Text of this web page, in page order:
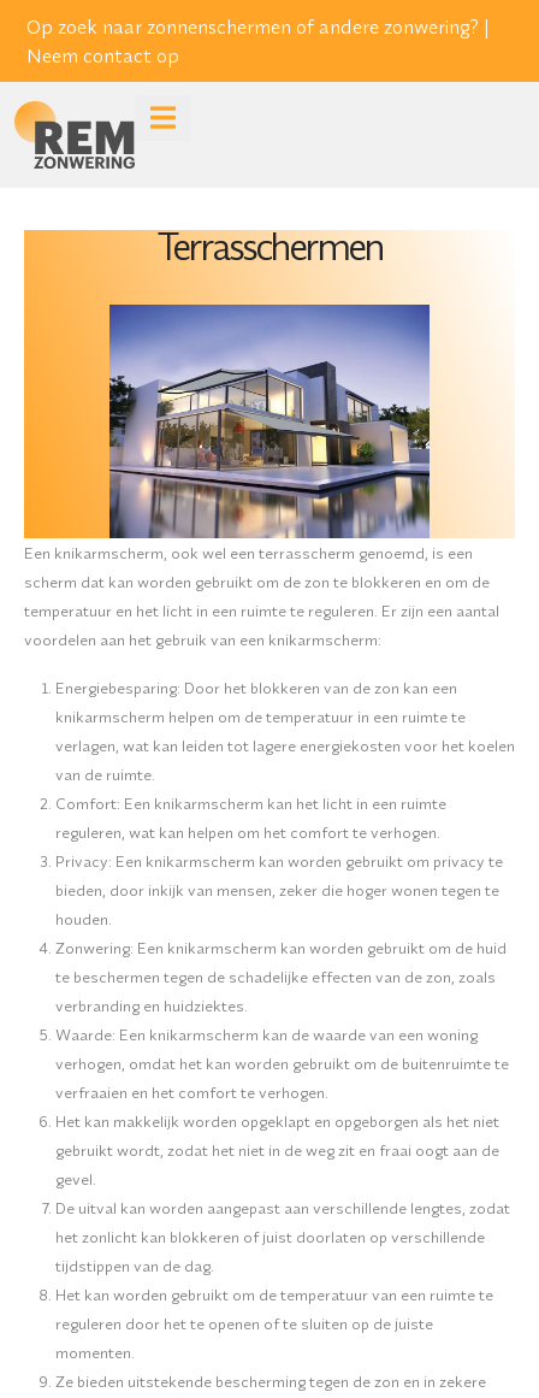
Op zoek naar zonnenschermen of andere zonwering? |
Neem contact op
Terrasschermen
Een knikarmscherm, ook wel een terrasscherm genoemd, is een
scherm dat kan worden gebruikt om de zon te blokkeren en om de
temperatuur en het licht in een ruimte te reguleren. Er zijn een aantal
voordelen aan het gebruik van een knikarmscherm:
Energiebesparing: Door het blokkeren van de zon kan een
knikarmscherm helpen om de temperatuur in een ruimte te
verlagen, wat kan leiden tot lagere energiekosten voor het koelen
van de ruimte.
Comfort: Een knikarmscherm kan het licht in een ruimte
reguleren, wat kan helpen om het comfort te verhogen.
Privacy: Een knikarmscherm kan worden gebruikt om privacy te
bieden, door inkijk van mensen, zeker die hoger wonen tegen te
houden.
Zonwering: Een knikarmscherm kan worden gebruikt om de huid
te beschermen tegen de schadelijke effecten van de zon, zoals
verbranding en huidziektes.
Waarde: Een knikarmscherm kan de waarde van een woning
verhogen, omdat het kan worden gebruikt om de buitenruimte te
verfraaien en het comfort te verhogen.
Het kan makkelijk worden opgeklapt en opgeborgen als het niet
gebruikt wordt, zodat het niet in de weg zit en fraai oogt aan de
gevel.
De uitval kan worden aangepast aan verschillende lengtes, zodat
het zonlicht kan blokkeren of juist doorlaten op verschillende
tijdstippen van de dag.
Het kan worden gebruikt om de temperatuur van een ruimte te
reguleren door het te openen of te sluiten op de juiste
momenten.
Ze bieden uitstekende bescherming tegen de zon en in zekere